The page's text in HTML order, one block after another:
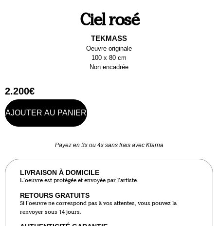
Ciel rosé
TEKMASS
Oeuvre originale
100 x 80 cm
Non encadrée
2.200€
AJOUTER AU PANIER
Payez en 3x ou 4x sans frais avec Klarna
LIVRAISON À DOMICILE
L’oeuvre est protégée et envoyée par l’artiste.
RETOURS GRATUITS
Si l’oeuvre ne correspond pas à vos attentes, vous pouvez la
renvoyer sous 14 jours.